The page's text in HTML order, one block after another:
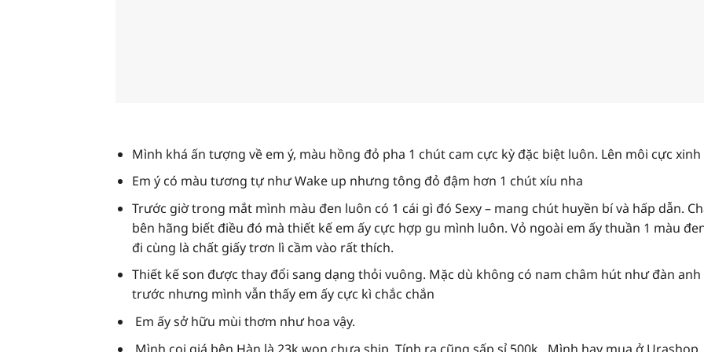
Mình khá ấn tượng về em ý, màu hồng đỏ pha 1 chút cam cực kỳ đặc biệt luôn. Lên môi cực xinh
Em ý có màu tương tự như Wake up nhưng tông đỏ đậm hơn 1 chút xíu nha
Trước giờ trong mắt mình màu đen luôn có 1 cái gì đó Sexy – mang chút huyền bí và hấp dẫn.
bên hãng biết điều đó mà thiết kế em ấy cực hợp gu mình luôn. Vỏ ngoài em ấy thuần 1 màu
đi cùng là chất giấy trơn lì cầm vào rất thích.
Thiết kế son được thay đổi sang dạng thỏi vuông. Mặc dù không có nam châm hút như đàn anh
trước nhưng mình vẫn thấy em ấy cực kì chắc chắn
Em ấy sở hữu mùi thơm như hoa vậy.